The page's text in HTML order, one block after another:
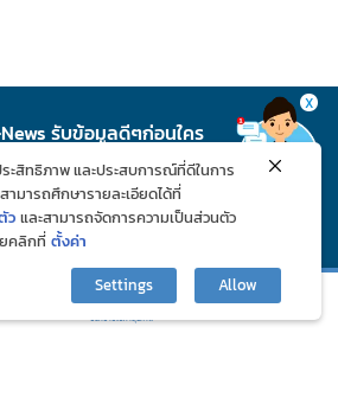
News รับข้อมูลดีๆก่อนใคร
X
ะสิทธิภาพ และประสบการณ์ที่ดีในการ
มารถศึกษารายละเอียดได้ที่
ว และสามารถจัดการความเป็นส่วนตัว
ยคลิกที่ ตั้งค่า
Settings
Allow